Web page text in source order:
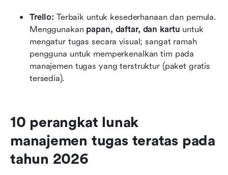
Trello: Terbaik untuk kesederhanaan dan pemula.
Menggunakan papan, daftar, dan kartu untuk
mengatur tugas secara visual; sangat ramah
pengguna untuk memperkenalkan tim pada
manajemen tugas yang terstruktur (paket gratis
tersedia).
10 perangkat lunak
manajemen tugas teratas pada
tahun 2026